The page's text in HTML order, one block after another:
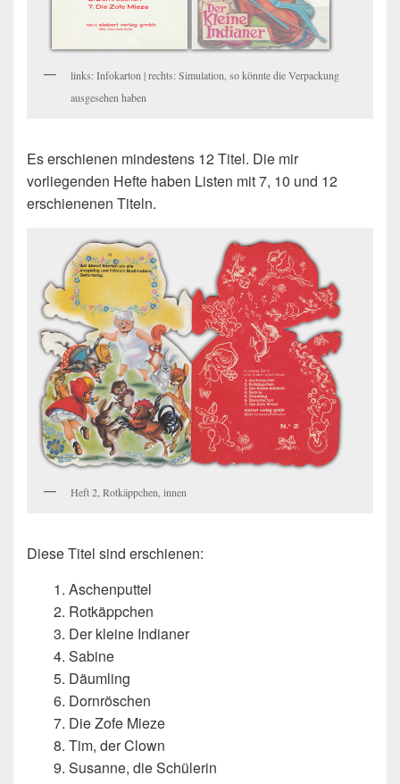
links: Infokarton | rechts: Simulation, so könnte die Verpackung
ausgesehen haben
Es erschienen mindestens 12 Titel. Die mir
vorliegenden Hefte haben Listen mit 7, 10 und 12
erschienenen Titeln.
Heft 2, Rotkäppchen, innen
Diese Titel sind erschienen:
1. Aschenputtel
2. Rotkäppchen
3. Der kleine Indianer
4. Sabine
5. Däumling
6. Dornröschen
7. Die Zofe Mieze
8. Tim, der Clown
9. Susanne, die Schülerin